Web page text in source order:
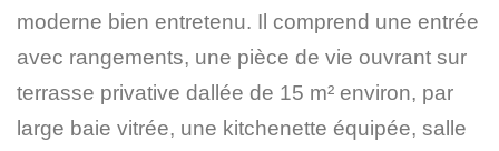
moderne bien entretenu. Il comprend une entrée
avec rangements, une pièce de vie ouvrant sur
terrasse privative dallée de 15 m² environ, par
large baie vitrée, une kitchenette équipée, salle